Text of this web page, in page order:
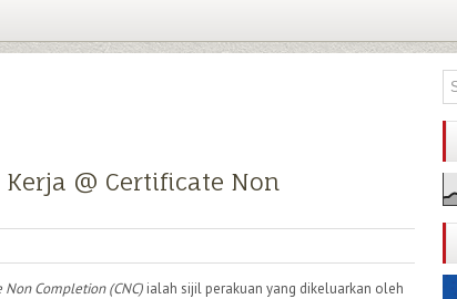
@ Certificate Non
Non Completion (CNC) ialah sijil perakuan yang dikeluarkan oleh